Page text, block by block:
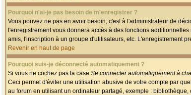
Pourquoi n'ai-je pas besoin de m'enregistrer ?
Vous pouvez ne pas en avoir besoin; c'est à l'administrateur de
l'enregistrement vous donnera accès à des fonctions
amis, l'inscription à un groupe d'utilisateurs, etc. L'enregistrement
Revenir en haut de page
Pourquoi suis-je déconnecté automatiquement ?
Si vous ne cochez pas la case Se connecter automatiquement à
Ceci permet d'éviter une utilisation abusive de votre compte par
au forum en utilisant un ordinateur partagé, exemple : bibliothèque,